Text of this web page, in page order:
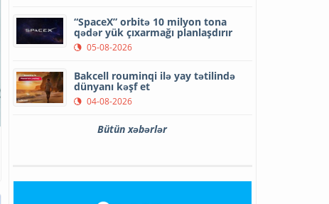
“SpaceX” orbitə 10 milyon tona
qədər yük çıxarmağı planlaşdırır
05-08-2026
Bakcell rouminqi ilə yay tətilində
dünyanı kəşf et
04-08-2026
Bütün xəbərlər